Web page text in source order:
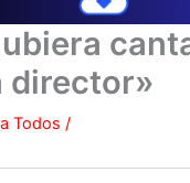
director»
Todos /